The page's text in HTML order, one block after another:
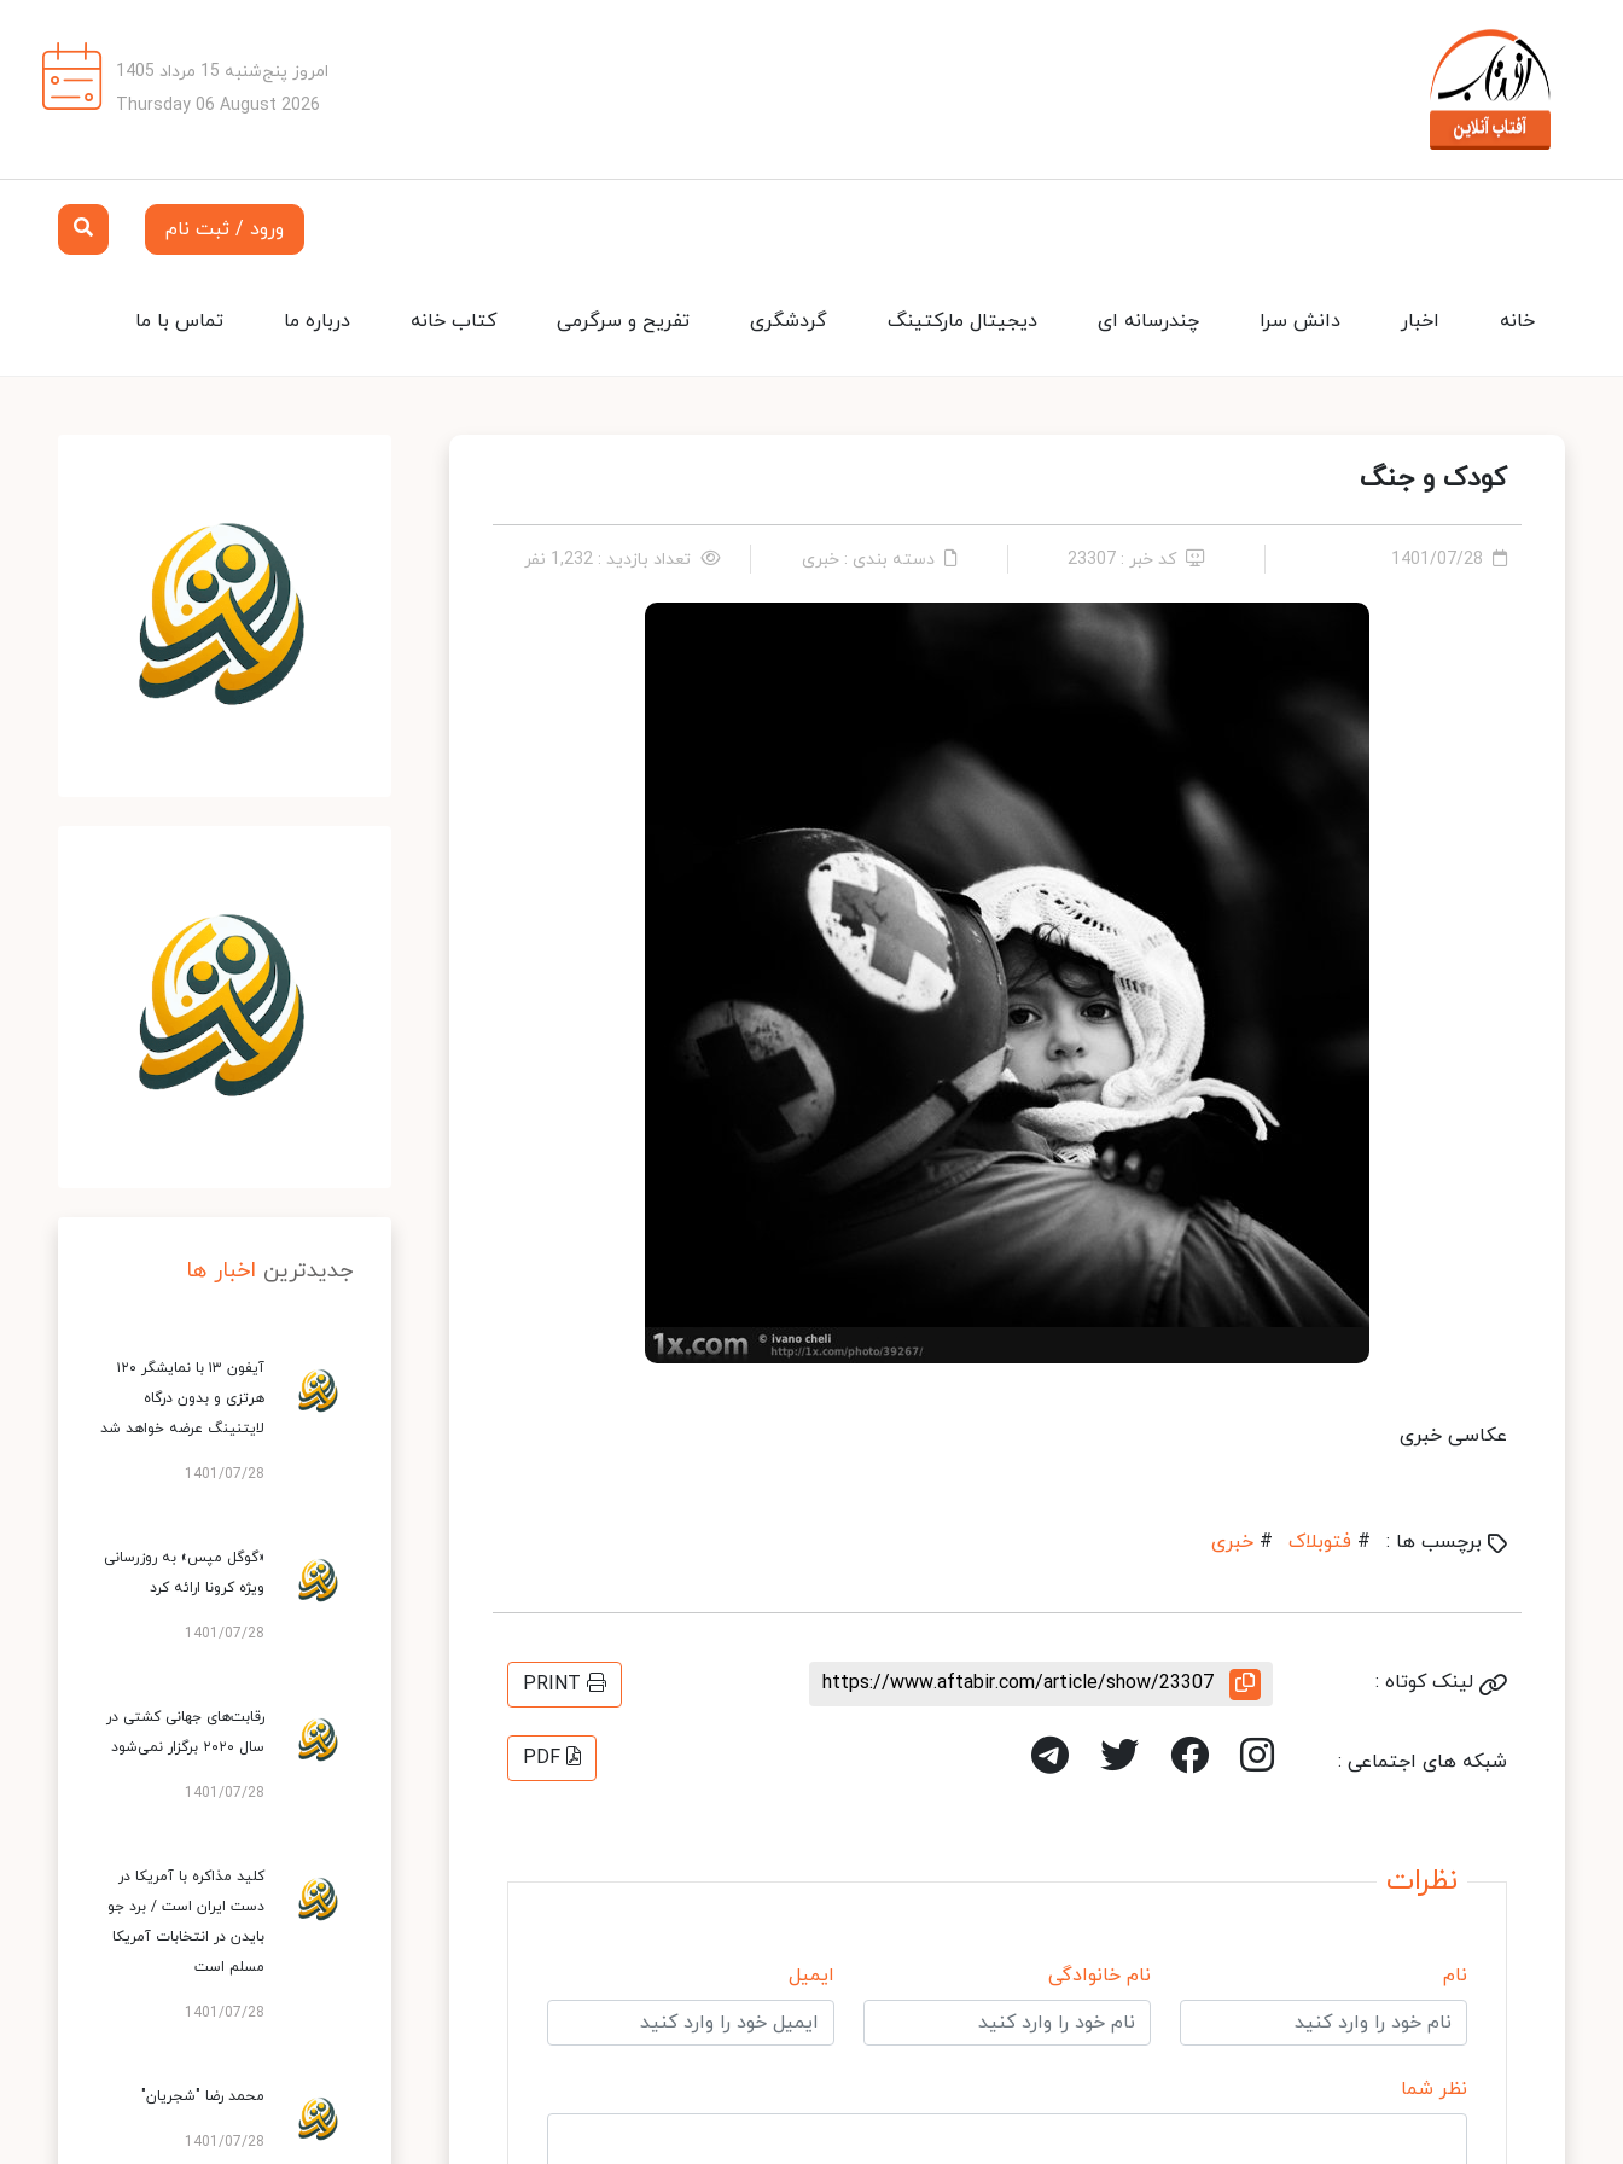
امروز پنج‌شنبه 15 مرداد 1405
Thursday 06 August 2026
ورود / ثبت نام
تماس با ما درباره ما کتاب خانه تفریح و سرگرمی گردشگری دیجیتال مارکتینگ چندرسانه ای دانش سرا اخبار خانه
کودک و جنگ
1401/07/28 کد خبر : 23307 دسته بندی : خبری تعداد بازدید : 1,232 نفر
عکاسی خبری
برچسب ها : # فتوبلاک # خبری
لینک کوتاه : https://www.aftabir.com/article/show/23307
PRINT
شبکه های اجتماعی : PDF
نظرات
نام نام خانوادگی ایمیل
نظر شما
جدیدترین اخبار ها
آیفون ۱۳ با نمایشگر ۱۲۰
هرتزی و بدون درگاه
لایتنینگ عرضه خواهد شد
1401/07/28
«گوگل مپس» به روزرسانی
ویژه کرونا ارائه کرد
1401/07/28
رقابت‌های جهانی کشتی در
سال ۲۰۲۰ برگزار نمی‌شود
1401/07/28
کلید مذاکره با آمریکا در
دست ایران است / برد جو
بایدن در انتخابات آمریکا
مسلم است
1401/07/28
محمد رضا "شجریان"
1401/07/28